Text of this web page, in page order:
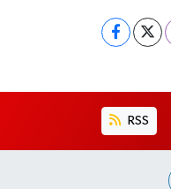
RSS